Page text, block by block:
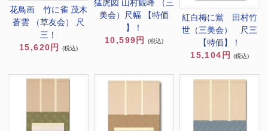
花鳥画 竹に雀 茂木
蒼雲 （草友会） 尺
三！
15,620円
(税込)
猛虎図 山村観峰 （三
美会）尺幅 【特価
】！
10,599円
(税込)
紅白梅に鴬 田村竹
世（三美会） 尺三
【特価】！
15,104円
(税込)